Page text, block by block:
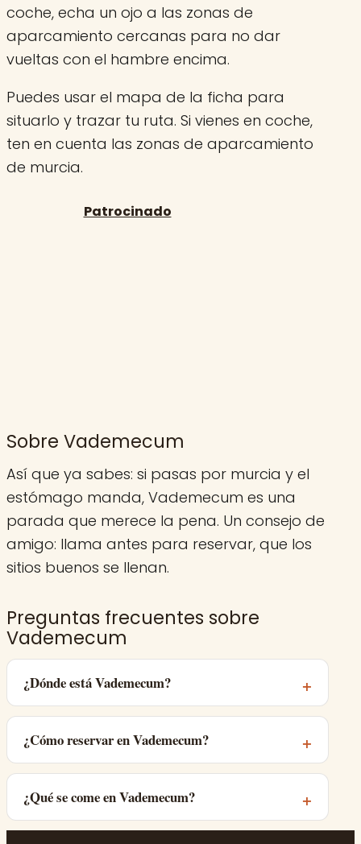
coche, echa un ojo a las zonas de
aparcamiento cercanas para no dar
vueltas con el hambre encima.
Puedes usar el mapa de la ficha para
situarlo y trazar tu ruta. Si vienes en coche,
ten en cuenta las zonas de aparcamiento
de murcia.
Sobre Vademecum
Así que ya sabes: si pasas por murcia y el
estómago manda, Vademecum es una
parada que merece la pena. Un consejo de
amigo: llama antes para reservar, que los
sitios buenos se llenan.
Preguntas frecuentes sobre
Vademecum
¿Dónde está Vademecum?
¿Cómo reservar en Vademecum?
¿Qué se come en Vademecum?